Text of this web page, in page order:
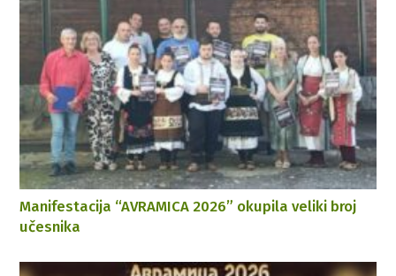
Manifestacija “AVRAMICA 2026” okupila veliki broj
učesnika